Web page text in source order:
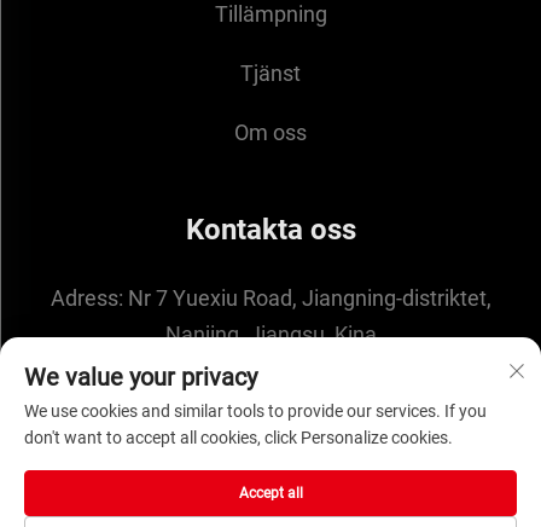
Tillämpning
Tjänst
Om oss
Kontakta oss
Adress: Nr 7 Yuexiu Road, Jiangning-distriktet,
Nanjing, Jiangsu, Kina
E-post: [email protected]
Copyright © 2025 av NANJING ENIGMA
We value your privacy
We use cookies and similar tools to provide our services. If you
don't want to accept all cookies, click Personalize cookies.
Accept all